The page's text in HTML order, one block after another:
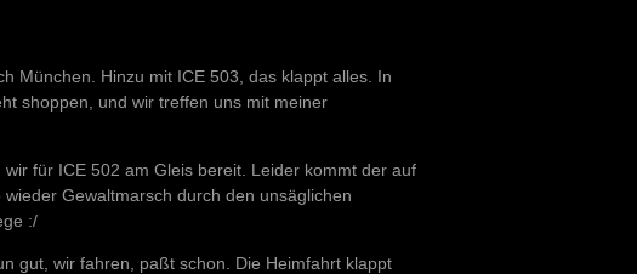
München. Hinzu mit ICE 503, das klappt alles. In
shoppen, und wir treffen uns mit meiner
für ICE 502 am Gleis bereit. Leider kommt der auf
Gewaltmarsch durch den unsäglichen
:/
gut, wir fahren, paßt schon. Die Heimfahrt klappt